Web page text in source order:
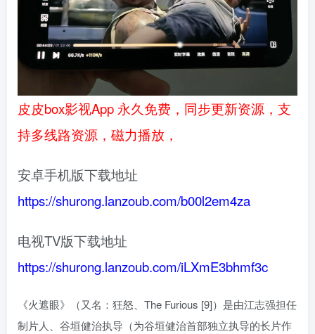
皮皮box影视App 永久免费，同步更新资源，支
持多线路资源，磁力播放，
安卓手机版下载地址
https://shurong.lanzoub.com/b00l2em4za
电视TV版下载地址
https://shurong.lanzoub.com/iLXmE3bhmf3c
《火遮眼》（又名：狂怒、The Furious [9]）是由江志强担任
制片人、谷垣健治执导（为谷垣健治首部独立执导的长片作